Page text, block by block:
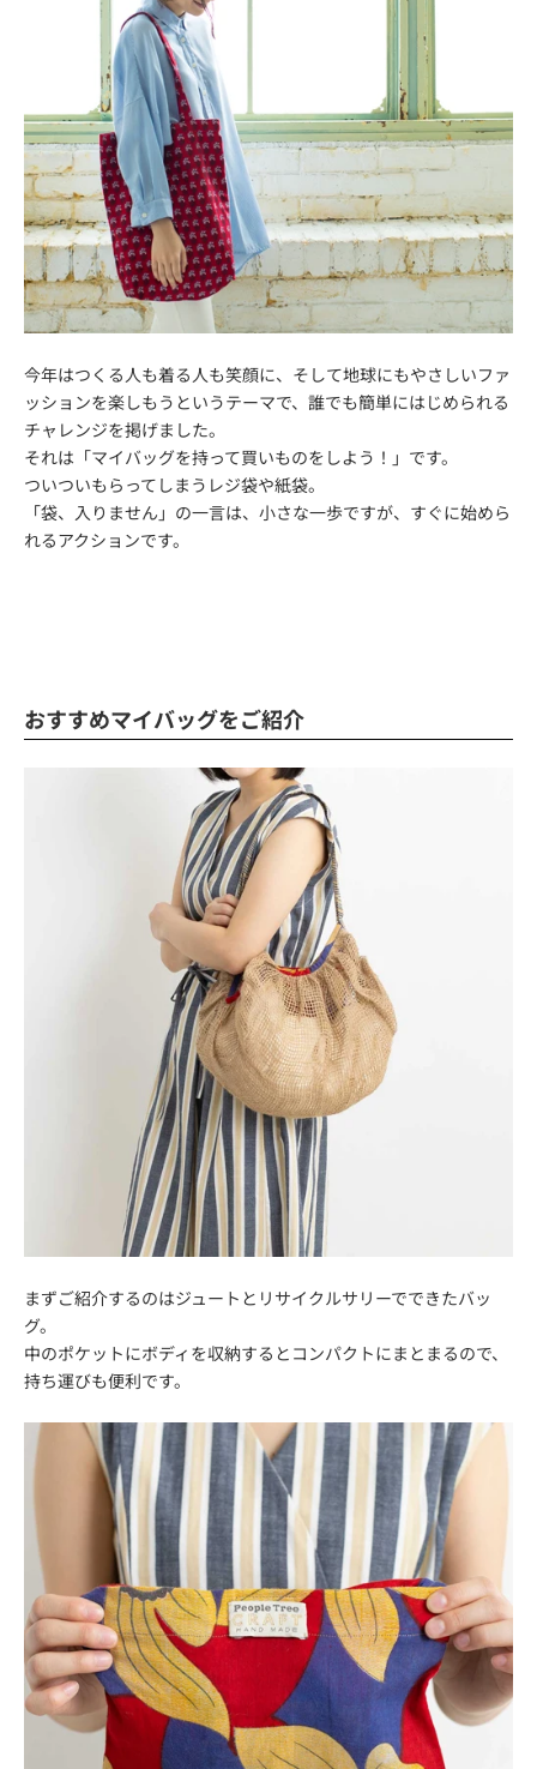
今年はつくる人も着る人も笑顔に、そして地球にもやさしいファ
ッションを楽しもうというテーマで、誰でも簡単にはじめられる
チャレンジを掲げました。
それは「マイバッグを持って買いものをしよう！」です。
ついついもらってしまうレジ袋や紙袋。
「袋、入りません」の一言は、小さな一歩ですが、すぐに始めら
れるアクションです。
おすすめマイバッグをご紹介
まずご紹介するのはジュートとリサイクルサリーでできたバッ
グ。
中のポケットにボディを収納するとコンパクトにまとまるので、
持ち運びも便利です。